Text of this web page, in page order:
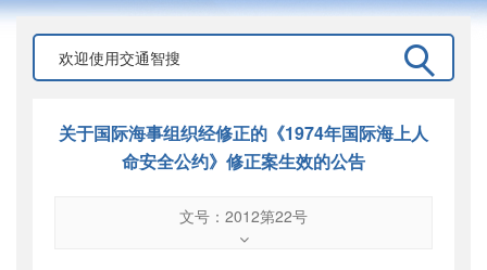
关于国际海事组织经修正的《1974年国际海上人
命安全公约》修正案生效的公告
文号：2012第22号
2012第22号